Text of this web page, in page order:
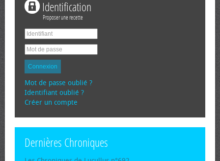
Identification
Proposer une recette
Connexion
Mot de passe oublié ?
Identifiant oublié ?
Créer un compte
Dernières Chroniques